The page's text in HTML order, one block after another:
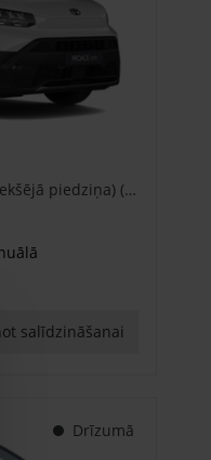
Professional Plus 1.2 Turbo M/T (Priekšējā piedziņa) (81 kW)
salīdzināšanai
Drīzumā